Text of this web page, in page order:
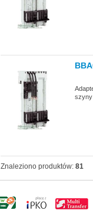
szyny
Znaleziono produktów: 81